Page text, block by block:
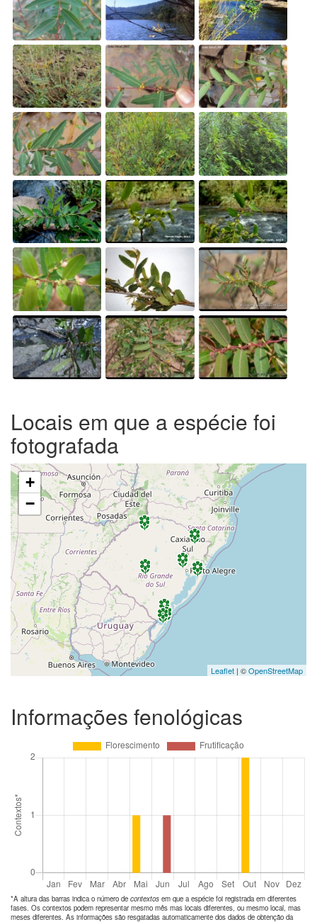
Locais em que a espécie foi
fotografada
+
−
Leaflet | ©OpenStreetMap
Informações fenológicas
*A altura das barras indica o número de contextos em que a espécie foi registrada em diferentes
fases. Os contextos podem representar mesmo mês mas locais diferentes, ou mesmo local, mas
meses diferentes. As informações são resgatadas automaticamente dos dados de obtenção da